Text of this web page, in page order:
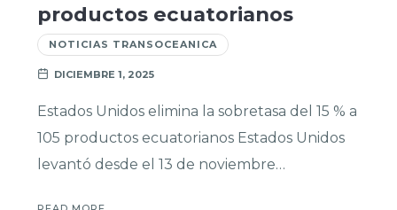
productos ecuatorianos
NOTICIAS TRANSOCEANICA
DICIEMBRE 1, 2025
Estados Unidos elimina la sobretasa del 15 % a
105 productos ecuatorianos Estados Unidos
levantó desde el 13 de noviembre…